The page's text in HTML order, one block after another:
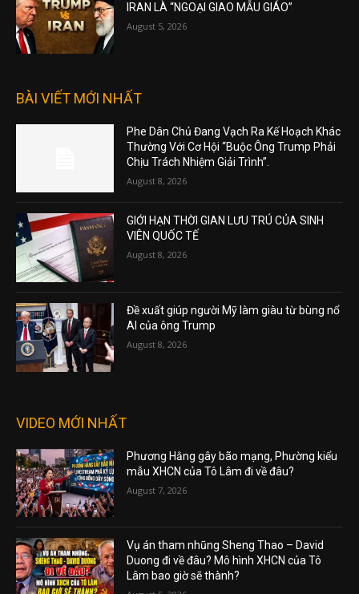
IRAN LÀ “NGOẠI GIAO MẪU GIÁO”
August 5, 2026
BÀI VIẾT MỚI NHẤT
Phe Dân Chủ Đang Vạch Ra Kế Hoạch Khác
Thường Với Cơ Hội “Buộc Ông Trump Phải
Chịu Trách Nhiệm Giải Trình”.
August 8, 2026
GIỚI HẠN THỜI GIAN LƯU TRÚ CỦA SINH
VIÊN QUỐC TẾ
August 8, 2026
Đề xuất giúp người Mỹ làm giàu từ bùng nổ
AI của ông Trump
August 8, 2026
VIDEO MỚI NHẤT
Phương Hằng gây bão mạng, Phường kiểu
mẫu XHCN của Tô Lâm đi về đâu?
August 7, 2026
Vụ án tham nhũng Sheng Thao – David
Duong đi về đâu? Mô hình XHCN của Tô
Lâm bao giờ sẽ thành?